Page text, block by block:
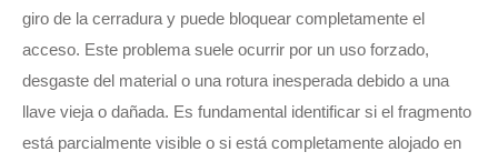
giro de la cerradura y puede bloquear completamente el
acceso. Este problema suele ocurrir por un uso forzado,
desgaste del material o una rotura inesperada debido a una
llave vieja o dañada. Es fundamental identificar si el fragmento
está parcialmente visible o si está completamente alojado en